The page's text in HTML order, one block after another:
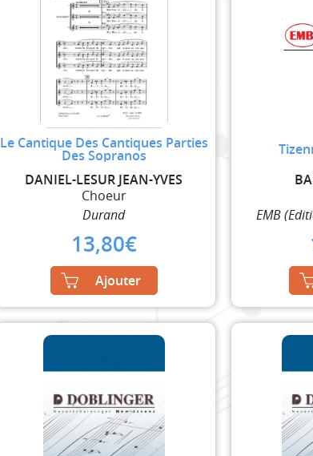
Le Cantique Des Cantiques Parties
Des Sopranos
DANIEL-LESUR JEAN-YVES
Choeur
Durand
13,80€
Ajouter
EMB